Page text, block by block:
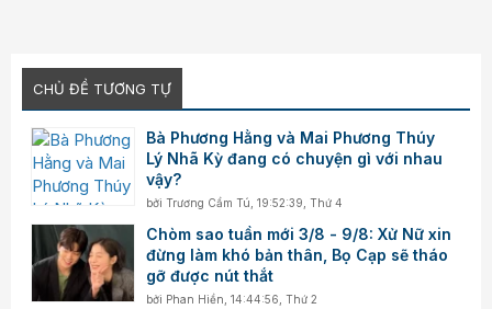
CHỦ ĐỀ TƯƠNG TỰ
Bà Phương Hằng và Mai Phương Thúy
Lý Nhã Kỳ đang có chuyện gì với nhau
vậy?
bởiTrương Cẩm Tú ,19:52:39, Thứ 4
Chòm sao tuần mới 3/8 - 9/8: Xử Nữ xin
đừng làm khó bản thân, Bọ Cạp sẽ tháo
gỡ được nút thắt
bởi Phan Hiền ,14:44:56, Thứ 2